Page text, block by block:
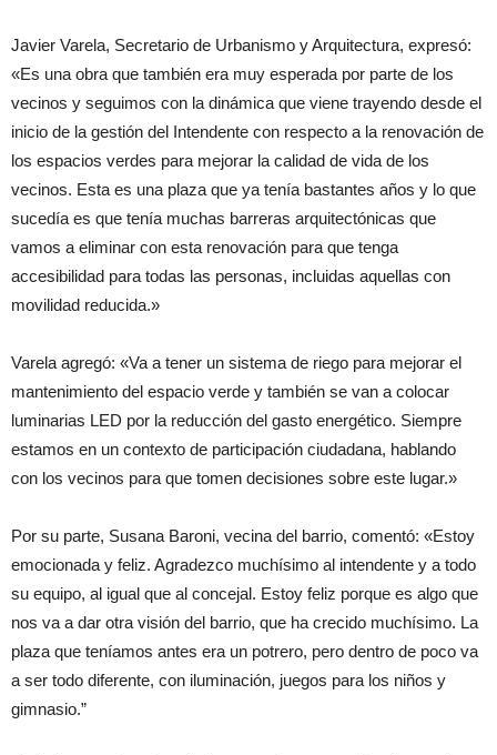
Javier Varela, Secretario de Urbanismo y Arquitectura, expresó:
«Es una obra que también era muy esperada por parte de los
vecinos y seguimos con la dinámica que viene trayendo desde el
inicio de la gestión del Intendente con respecto a la renovación de
los espacios verdes para mejorar la calidad de vida de los
vecinos. Esta es una plaza que ya tenía bastantes años y lo que
sucedía es que tenía muchas barreras arquitectónicas que
vamos a eliminar con esta renovación para que tenga
accesibilidad para todas las personas, incluidas aquellas con
movilidad reducida.»
Varela agregó: «Va a tener un sistema de riego para mejorar el
mantenimiento del espacio verde y también se van a colocar
luminarias LED por la reducción del gasto energético. Siempre
estamos en un contexto de participación ciudadana, hablando
con los vecinos para que tomen decisiones sobre este lugar.»
Por su parte, Susana Baroni, vecina del barrio, comentó: «Estoy
emocionada y feliz. Agradezco muchísimo al intendente y a todo
su equipo, al igual que al concejal. Estoy feliz porque es algo que
nos va a dar otra visión del barrio, que ha crecido muchísimo. La
plaza que teníamos antes era un potrero, pero dentro de poco va
a ser todo diferente, con iluminación, juegos para los niños y
gimnasio.”